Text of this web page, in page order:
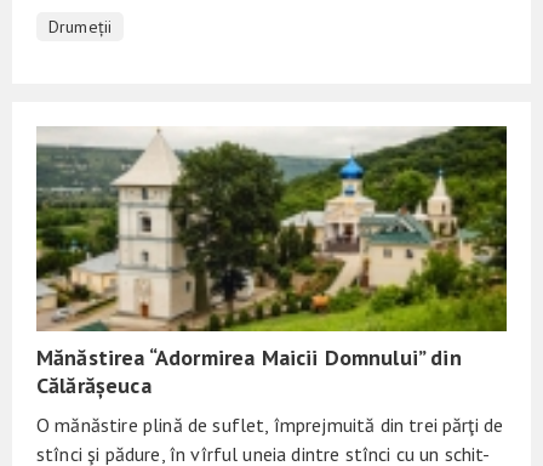
Drumeții
Mănăstirea “Adormirea Maicii Domnului” din
Călărășeuca
O mănăstire plină de suflet, împrejmuită din trei părţi de
stînci şi pădure, în vîrful uneia dintre stînci cu un schit-